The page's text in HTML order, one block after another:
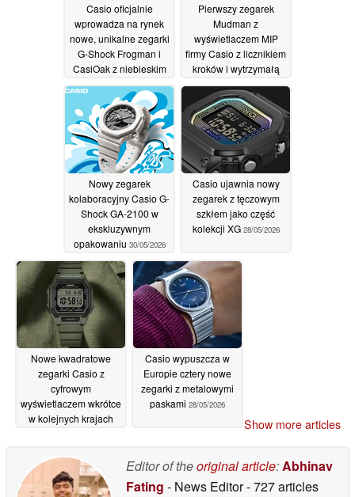
Casio oficjalnie
wprowadza na rynek
nowe, unikalne zegarki
G-Shock Frogman i
CasiOak z niebieskim
szkieletem01/06/2026
Pierwszy zegarek
Mudman z
wyświetlaczem MIP
firmy Casio z licznikiem
kroków i wytrzymałą
konstrukcją30/05/2026
Nowy zegarek
kolaboracyjny Casio G-
Shock GA-2100 w
ekskluzywnym
opakowaniu 30/05/2026
Casio ujawnia nowy
zegarek z tęczowym
szkłem jako część
kolekcji XG 28/05/2026
Nowe kwadratowe
zegarki Casio z
cyfrowym
wyświetlaczem wkrótce
w kolejnych krajach
Casio wypuszcza w
Europie cztery nowe
zegarki z metalowymi
paskami 28/05/2026
Show more articles
Editor of theoriginal article:Abhinav
Fating - News Editor- 727 articles